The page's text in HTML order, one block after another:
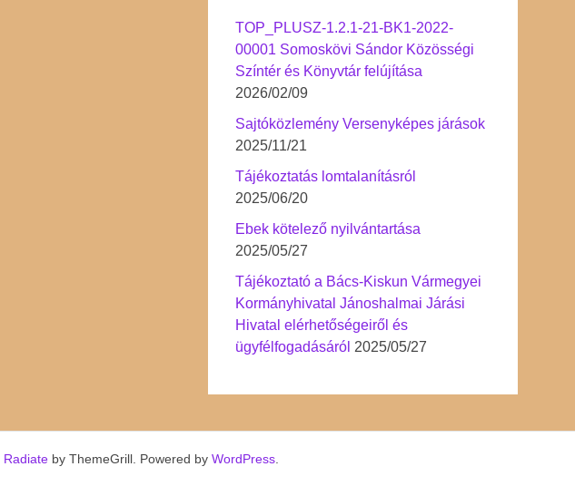
TOP_PLUSZ-1.2.1-21-BK1-2022-
00001 Somoskövi Sándor Közösségi
Színtér és Könyvtár felújítása
2026/02/09
Sajtóközlemény Versenyképes járások
2025/11/21
Tájékoztatás lomtalanításról
2025/06/20
Ebek kötelező nyilvántartása
2025/05/27
Tájékoztató a Bács-Kiskun Vármegyei
Kormányhivatal Jánoshalmai Járási
Hivatal elérhetőségeiről és
ügyfélfogadásáról 2025/05/27
Radiate by ThemeGrill. Powered by WordPress